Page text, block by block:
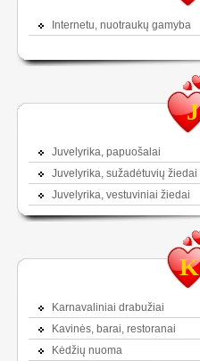
Internetu, nuotraukų gamyba
J
Juvelyrika, papuošalai
Juvelyrika, sužadėtuvių žiedai
Juvelyrika, vestuviniai žiedai
K
Karnavaliniai drabužiai
Kavinės, barai, restoranai
Kėdžių nuoma